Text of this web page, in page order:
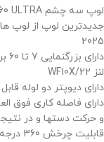
لوپ سه چشم SOPTOP 7060 ULTRA
2025
دارای بزرگنمایی 7 تا 60 برابری HD
لنز WF10X/22
دارای دیوپتر دو لوله
و حرکت دستها و در
قابلیت چرخش 360 درجه هد لوپ